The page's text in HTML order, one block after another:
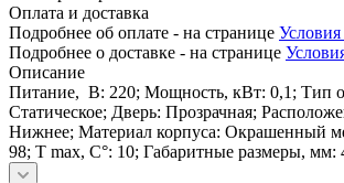
Оплата и доставка
Подробнее об оплате - на странице
Подробнее о доставке - на странице
Описание
Питание, В: 220; Мощность, кВт: 0,1; Тип
Статическое; Дверь: Прозрачная;
Нижнее; Материал корпуса: Окрашенный
98; Т max, С°: 10; Габаритные размеры, мм: